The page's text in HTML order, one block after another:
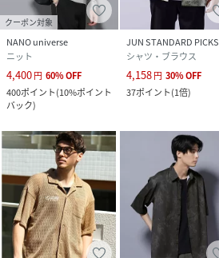
クーポン対象
NANO universe
ニット
4,400円 60%OFF
400ポイント(10%ポイント
バック)
JUN STANDARD PICKS
シャツ・ブラウス
4,158円 30%OFF
37ポイント(1倍)